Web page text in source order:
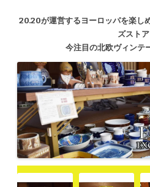
20.20が運営するヨーロッパを楽し
ズストア
今注目の北欧ヴィンテ